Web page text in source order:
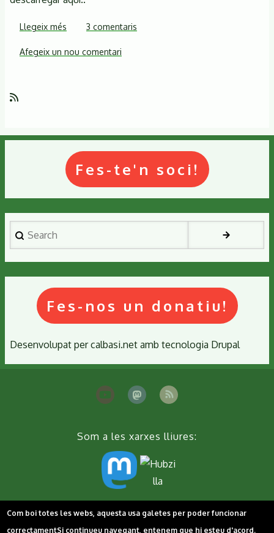
Llegeix més sobre
i
planejament
municipal
de
Riells
3 comentaris
Afegeix un nou comentari
Fes-te'n soci!
Search
Fes-nos un donatiu!
Desenvolupat percalbasi.net amb tecnologia Drupal
Som a les xarxes lliures:
Peu Contacta'ns Cookies Política de privacitat
Com boi totes les webs, aquesta usa galetes per poder funcionar
correctamentSi continueu navegant, entenem que hi esteu d'acord.